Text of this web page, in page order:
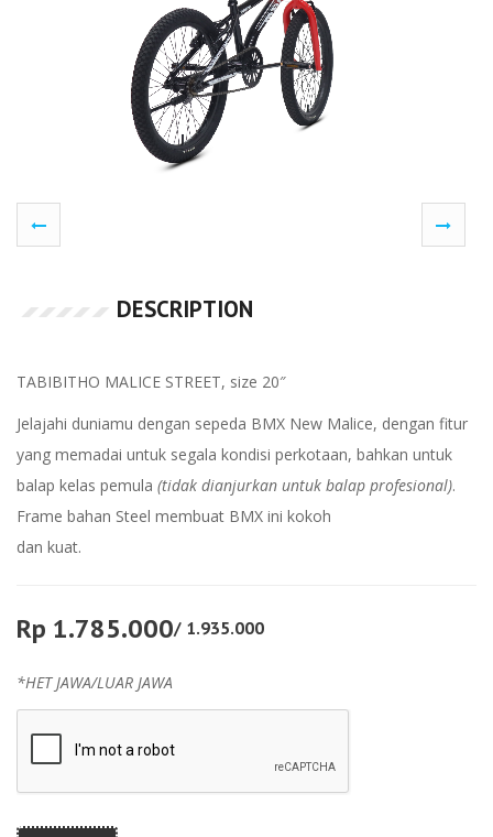
DESCRIPTION
TABIBITHO MALICE STREET, size 20″
Jelajahi duniamu dengan sepeda BMX New Malice, dengan fitur
yang memadai untuk segala kondisi perkotaan, bahkan untuk
balap kelas pemula (tidak dianjurkan untuk balap profesional).
Frame bahan Steel membuat BMX ini kokoh
dan kuat.
Rp 1.785.000/ 1.935.000
*HET JAWA/LUAR JAWA